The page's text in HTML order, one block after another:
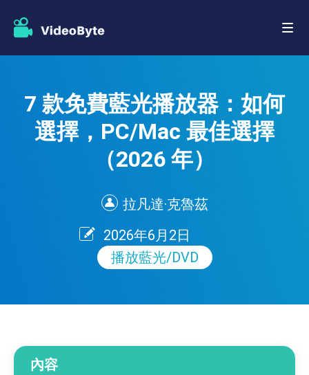
7 款免費藍光播放器：如何
選擇，PC/Mac 最佳選擇
（2026 年）
拉凡達·克魯茲
2026年6月2日
播放藍光/DVD
內容